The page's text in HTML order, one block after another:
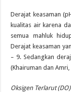
Derajat keasaman
kualitas air karena
semua mahluk
Derajat keasaman
– 9. Sedangkan
(Khairuman dan Amri,
Oksigen Terlarut (DO)